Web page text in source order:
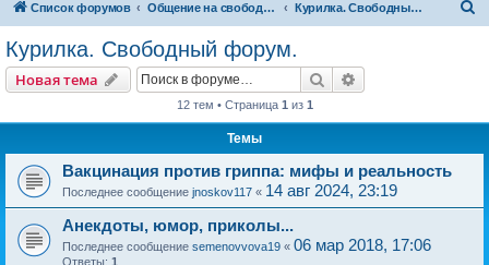
Список форумов Общение на свободные темы Курилка. Свободный форум.
Курилка. Свободный форум.
Новая тема Поиск
12 тем • Страница 1 из 1
Темы
Вакцинация против гриппа: мифы и реальность
Последнее сообщение jnoskov117 « 14 авг 2024, 23:19
Анекдоты, юмор, приколы...
Последнее сообщение semenovvova19 « 06 мар 2018, 17:06
Ответы: 1